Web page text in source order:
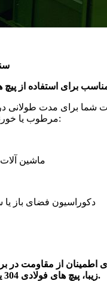
2.
برای استفاده از
شما برای مدت
مرطوب یا خورنده قرار دارند، مانند:
ماشین
دکوراسیون فضای باز
اطمینان از مقاومت در
زیبا، پیچ های فولادی 304 یا 316 را انتخاب کنید.